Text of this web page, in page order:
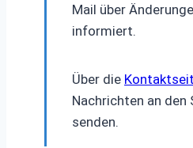
Mail über
informiert.
Über die
Nachrichten an den
senden.